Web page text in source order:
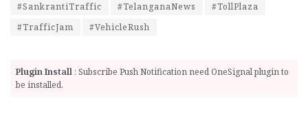
#SankrantiTraffic
#TelanganaNews
#TollPlaza
#TrafficJam
#VehicleRush
Plugin Install : Subscribe Push Notification need OneSignal plugin to
be installed.